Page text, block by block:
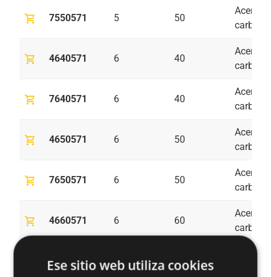
shopping_cart 7550571 5 50
Acero al
carbono
shopping_cart 4640571 6 40
Acero al
carbono
shopping_cart 7640571 6 40
Acero al
carbono
shopping_cart 4650571 6 50
Acero al
carbono
shopping_cart 7650571 6 50
Acero al
carbono
shopping_cart 4660571 6 60
Acero al
carbono
7660571 6 60
Acero al
Ese sitio web utiliza cookies